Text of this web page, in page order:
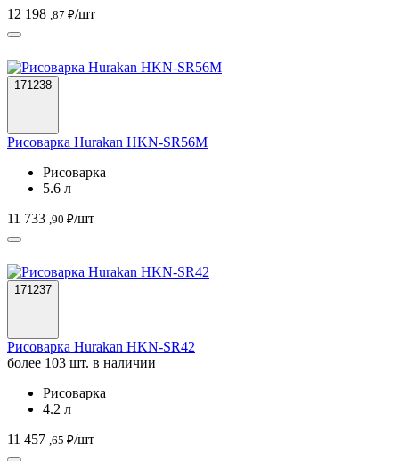
12 198 ,87 ₽/шт
171238
Рисоварка Hurakan HKN-SR56M
Рисоварка
5.6 л
11 733 ,90 ₽/шт
171237
Рисоварка Hurakan HKN-SR42
более 103 шт. в наличии
Рисоварка
4.2 л
11 457 ,65 ₽/шт